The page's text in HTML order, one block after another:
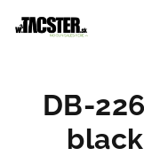
DB-
black